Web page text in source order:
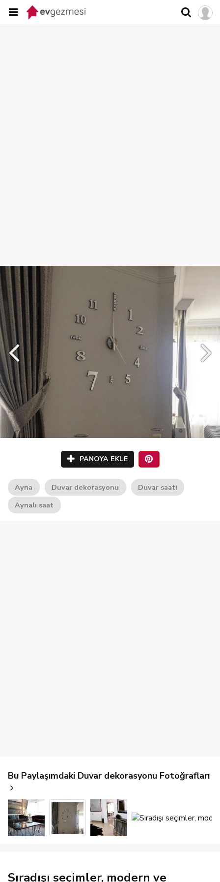
PANOYA EKLE
Ayna Duvar dekorasyonu
Duvar saati
Aynalı saat
Bu Paylaşımdaki Duvar dekorasyonu Fotoğrafları
Sıradışı seçimler, modern ve